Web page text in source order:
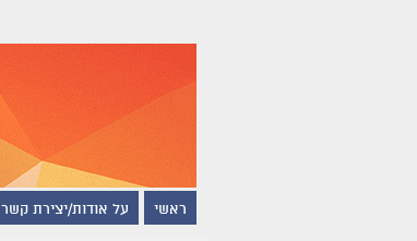
ראשי על אודות/יצירת קשר